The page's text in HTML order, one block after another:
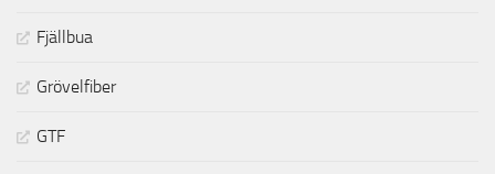
Fjällbua
Grövelfiber
GTF